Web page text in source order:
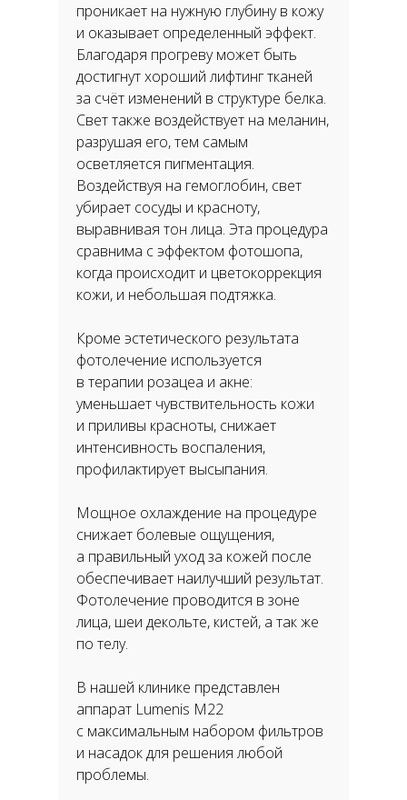
проникает на нужную глубину в кожу
и оказывает определенный эффект.
Благодаря прогреву может быть
достигнут хороший лифтинг тканей
за счёт изменений в структуре белка.
Свет также воздействует на меланин,
разрушая его, тем самым
осветляется пигментация.
Воздействуя на гемоглобин, свет
убирает сосуды и красноту,
выравнивая тон лица. Эта процедура
сравнима с эффектом фотошопа,
когда происходит и цветокоррекция
кожи, и небольшая подтяжка.
Кроме эстетического результата
фотолечение используется
в терапии розацеа и акне:
уменьшает чувствительность кожи
и приливы красноты, снижает
интенсивность воспаления,
профилактирует высыпания.
Мощное охлаждение на процедуре
снижает болевые ощущения,
а правильный уход за кожей после
обеспечивает наилучший результат.
Фотолечение проводится в зоне
лица, шеи декольте, кистей, а так же
по телу.
В нашей клинике представлен
аппарат Lumenis M22
с максимальным набором фильтров
и насадок для решения любой
проблемы.
+7 910 973-30-60
Записаться на прием